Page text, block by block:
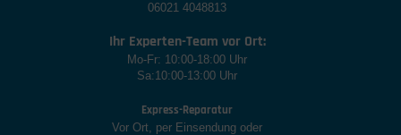
06021 4048813
Ihr Experten-Team vor Ort:
Mo-Fr: 10:00-18:00 Uhr
Sa:10:00-13:00 Uhr
Express-Reparatur
Vor Ort, per Einsendung oder